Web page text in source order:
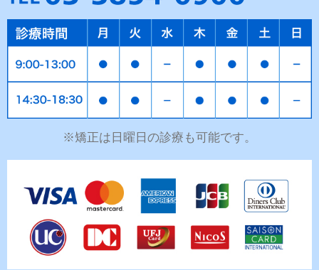
※矯正は日曜日の診療も可能です。